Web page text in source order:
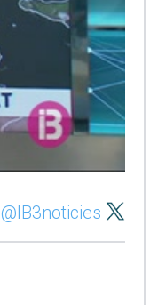
@IB3noticies